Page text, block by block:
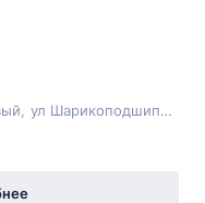
ул Шарикоподшипниковская